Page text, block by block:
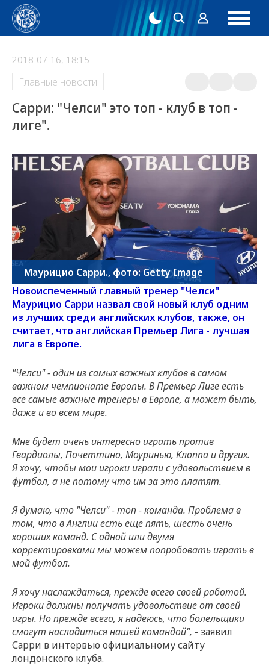
2018-07-16, 18:15
Главные новости
Сарри: "Челси" это топ - клуб в топ -
лиге".
Маурицио Сарри., фото: Getty Image
Новоиспеченный главный тренер "Челси"
Маурицио Сарри назвал свой новый клуб одним
из лучших среди английских клубов, также, он
считает, что английская Премьер Лига - лучшая
лига в Европе.
"Челси" - один из самых важных клубов в самом
важном чемпионате Европы. В Премьер Лиге есть
все самые важные тренеры в Европе, а может быть,
даже и во всем мире.
Мне будет очень интересно играть против
Гвардиолы, Почеттино, Моуринью, Клоппа и других.
Я хочу, чтобы мои игроки играли с удовольствием в
футбол, а не потому что им за это платят.
Я думаю, что "Челси" - топ - команда. Проблема в
том, что в Англии есть еще пять, шесть очень
хороших команд. С одной или двумя
корректировками мы можем попробовать играть в
мой футбол.
Я хочу наслаждаться, прежде всего своей работой.
Игроки должны получать удовольствие от своей
игры. Но прежде всего, я надеюсь, что болельщики
смогут насладиться нашей командой", - заявил
Сарри в интервью официальному сайту
лондонского клуба.